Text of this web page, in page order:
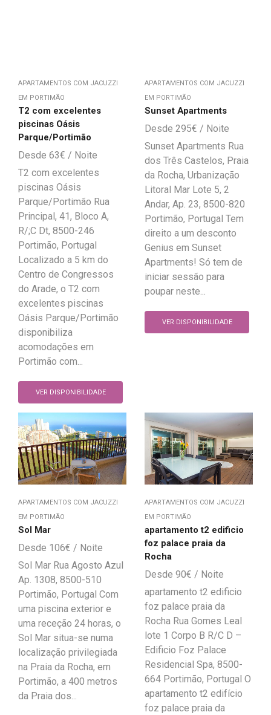
APARTAMENTOS COM JACUZZI
EM PORTIMÃO
T2 com excelentes
piscinas Oásis
Parque/Portimão
63€
T2 com excelentes
piscinas Oásis
Parque/Portimão Rua
Principal, 41, Bloco A,
R/;C Dt, 8500-246
Portimão, Portugal
Localizado a 5 km do
Centro de Congressos
do Arade, o T2 com
excelentes piscinas
Oásis Parque/Portimão
disponibiliza
acomodações em
Portimão com...
VER DISPONIBILIDADE
APARTAMENTOS COM JACUZZI
EM PORTIMÃO
Sunset Apartments
295€
Sunset Apartments Rua
dos Três Castelos, Praia
da Rocha, Urbanização
Litoral Mar Lote 5, 2
Andar, Ap. 23, 8500-820
Portimão, Portugal Tem
direito a um desconto
Genius em Sunset
Apartments! Só tem de
iniciar sessão para
poupar neste...
VER DISPONIBILIDADE
APARTAMENTOS COM JACUZZI
EM PORTIMÃO
Sol Mar
106€
Sol Mar Rua Agosto Azul
Ap. 1308, 8500-510
Portimão, Portugal Com
uma piscina exterior e
uma receção 24 horas, o
Sol Mar situa-se numa
localização privilegiada
na Praia da Rocha, em
Portimão, a 400 metros
da Praia dos...
APARTAMENTOS COM JACUZZI
EM PORTIMÃO
apartamento t2 edificio
foz palace praia da
Rocha
90€
apartamento t2 edificio
foz palace praia da
Rocha Rua Gomes Leal
lote 1 Corpo B R/C D –
Edificio Foz Palace
Residencial Spa, 8500-
664 Portimão, Portugal O
apartamento t2 edifício
foz palace praia da